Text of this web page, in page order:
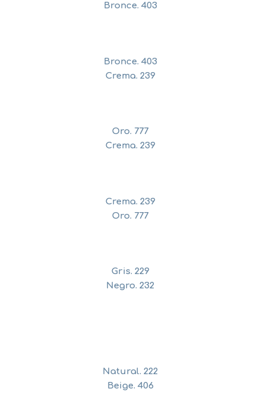
Bronce. 403
Bronce. 403
Crema. 239
Oro. 777
Crema. 239
Crema. 239
Oro. 777
Gris. 229
Negro. 232
Natural. 222
Beige. 406